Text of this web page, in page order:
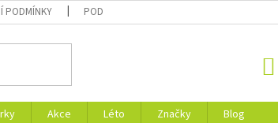
PODMÍNKY PODMÍNKY OCHRANY OSOBNÍCH ÚDAJŮ
Akce Léto Značky
Blog